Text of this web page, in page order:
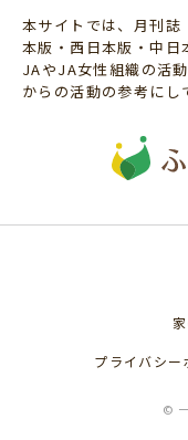
本サイトでは、月刊
本版・西日本版・中日
JAやJA女性組織の活
からの活動の参考にし
プライバシー
©